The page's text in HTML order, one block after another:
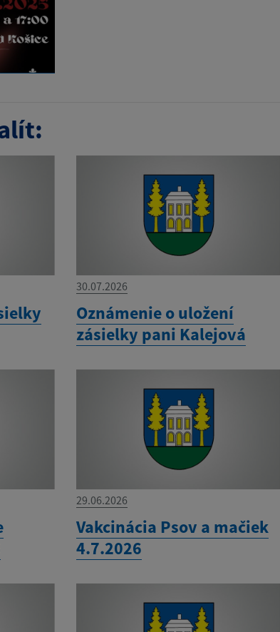
30.07.2026
Oznámenie o uložení
zásielky pani Kalejová
29.06.2026
Vakcinácia Psov a mačiek
4.7.2026